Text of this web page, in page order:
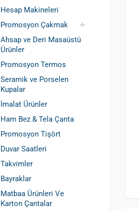
Hesap Makineleri
Promosyon Çakmak
Siboplu Çakmak
Manyetolu Çakmak
Ahsap ve Deri Masaüstü
Ürünler
Promosyon Termos
Seramik ve Porselen
Kupalar
İmalat Ürünler
Ham Bez & Tela Çanta
Promosyon Tişört
Duvar Saatleri
Takvimler
Bayraklar
Matbaa Ürünleri Ve
Karton Çantalar